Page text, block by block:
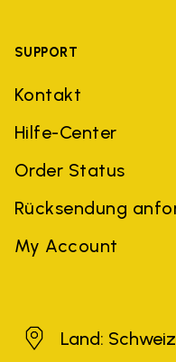
SUPPORT
Kontakt
Hilfe-Center
Order Status
Rücksendung
My Account
SchweizLand: Schweiz